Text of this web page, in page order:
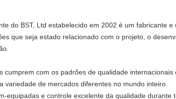
do BST, Ltd estabelecido em 2002 é um fabricante
que seja estado relacionado com o projeto, o
cumprem com os padrões de qualidade internacionais
variedade de mercados diferentes no mundo inteiro.
equipadas e controle excelente da qualidade durante